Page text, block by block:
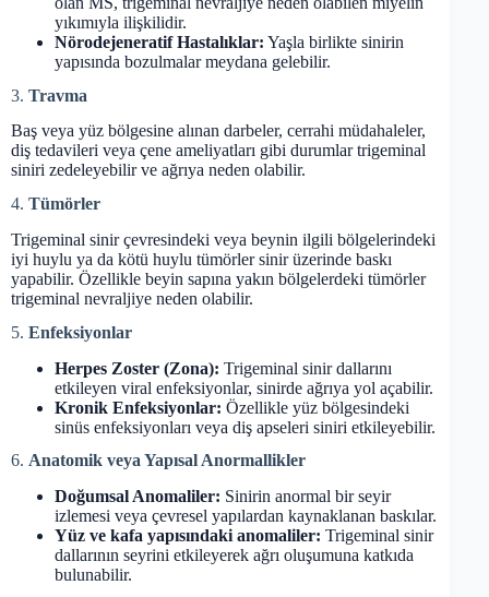
yıkımıyla ilişkilidir.
Nörodejeneratif Hastalıklar: Yaşla birlikte sinirin
yapısında bozulmalar meydana gelebilir.
3. Travma
Baş veya yüz bölgesine alınan darbeler, cerrahi müdahaleler,
diş tedavileri veya çene ameliyatları gibi durumlar trigeminal
siniri zedeleyebilir ve ağrıya neden olabilir.
4. Tümörler
Trigeminal sinir çevresindeki veya beynin ilgili bölgelerindeki
iyi huylu ya da kötü huylu tümörler sinir üzerinde baskı
yapabilir. Özellikle beyin sapına yakın bölgelerdeki tümörler
trigeminal nevraljiye neden olabilir.
5. Enfeksiyonlar
Herpes Zoster (Zona): Trigeminal sinir dallarını
etkileyen viral enfeksiyonlar, sinirde ağrıya yol açabilir.
Kronik Enfeksiyonlar: Özellikle yüz bölgesindeki
sinüs enfeksiyonları veya diş apseleri siniri etkileyebilir.
6. Anatomik veya Yapısal Anormallikler
Doğumsal Anomaliler: Sinirin anormal bir seyir
izlemesi veya çevresel yapılardan kaynaklanan baskılar.
Yüz ve kafa yapısındaki anomaliler: Trigeminal sinir
dallarının seyrini etkileyerek ağrı oluşumuna katkıda
bulunabilir.